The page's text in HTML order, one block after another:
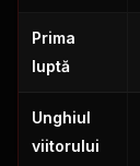
Prima
luptă
Unghiul
viitorului